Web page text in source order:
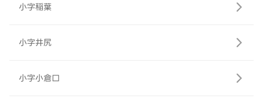
小字稲葉
小字井尻
小字小倉口